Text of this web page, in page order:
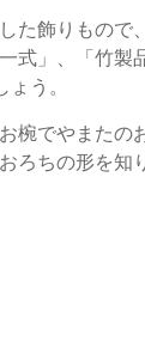
飾りもので
式」、「竹
う。
椀でやまた
ろちの形を知